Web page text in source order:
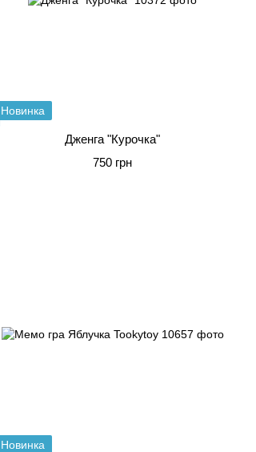
Новинка
Дженга "Курочка"
750 грн
Новинка